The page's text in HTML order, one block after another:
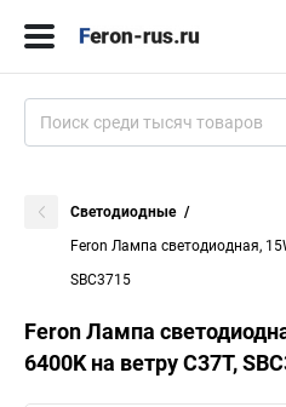
Светодиодные
Feron Лампа светодиодная,
SBC3715
Feron Лампа
6400K на ветру C37T,